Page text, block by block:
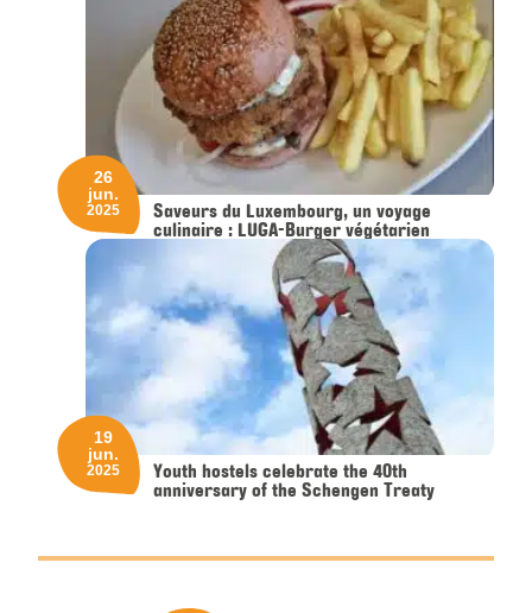
Saveurs du Luxembourg, un voyage
culinaire : LUGA-Burger végétarien
26
jun.
2025
Youth hostels celebrate the 40th
anniversary of the Schengen Treaty
19
jun.
2025